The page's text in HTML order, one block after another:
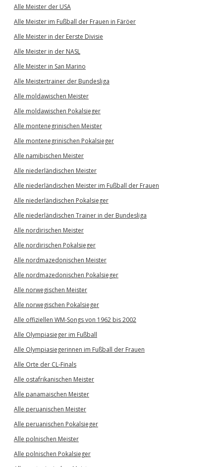
Alle Meister der USA
Alle Meister im Fußball der Frauen in Färöer
Alle Meister in der Eerste Divisie
Alle Meister in der NASL
Alle Meister in San Marino
Alle Meistertrainer der Bundesliga
Alle moldawischen Meister
Alle moldawischen Pokalsieger
Alle montenegrinischen Meister
Alle montenegrinischen Pokalsieger
Alle namibischen Meister
Alle niederländischen Meister
Alle niederländischen Meister im Fußball der Frauen
Alle niederländischen Pokalsieger
Alle niederländischen Trainer in der Bundesliga
Alle nordirischen Meister
Alle nordirischen Pokalsieger
Alle nordmazedonischen Meister
Alle nordmazedonischen Pokalsieger
Alle norwegischen Meister
Alle norwegischen Pokalsieger
Alle offiziellen WM-Songs von 1962 bis 2002
Alle Olympiasieger im Fußball
Alle Olympiasiegerinnen im Fußball der Frauen
Alle Orte der CL-Finals
Alle ostafrikanischen Meister
Alle panamaischen Meister
Alle peruanischen Meister
Alle peruanischen Pokalsieger
Alle polnischen Meister
Alle polnischen Pokalsieger